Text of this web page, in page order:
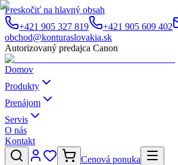
Preskočiť na hlavný obsah
+421 905 327 819
+421 905 609 402
obchod@konturaslovakia.sk
Autorizovaný predajca Canon
Domov
Produkty
Prenájom
Servis
O nás
Kontakt
Cenová ponuka